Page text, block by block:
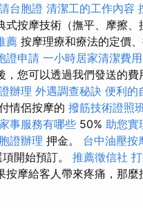
台胞證 清潔工的工作內容
式按摩技術（撫平、摩擦
薦 按摩理療和療法的定價
證申請 一小時居家清潔費用
，您可以透過我們發送的
辦理 外遇調查秘訣 便利的
情侶按摩的 撥筋技術證照
事服務有哪些 50% 助您實
證辦理 押金。 台中油壓按
開始預訂。 推薦徵信社
摩給客人帶來疼痛，那麼